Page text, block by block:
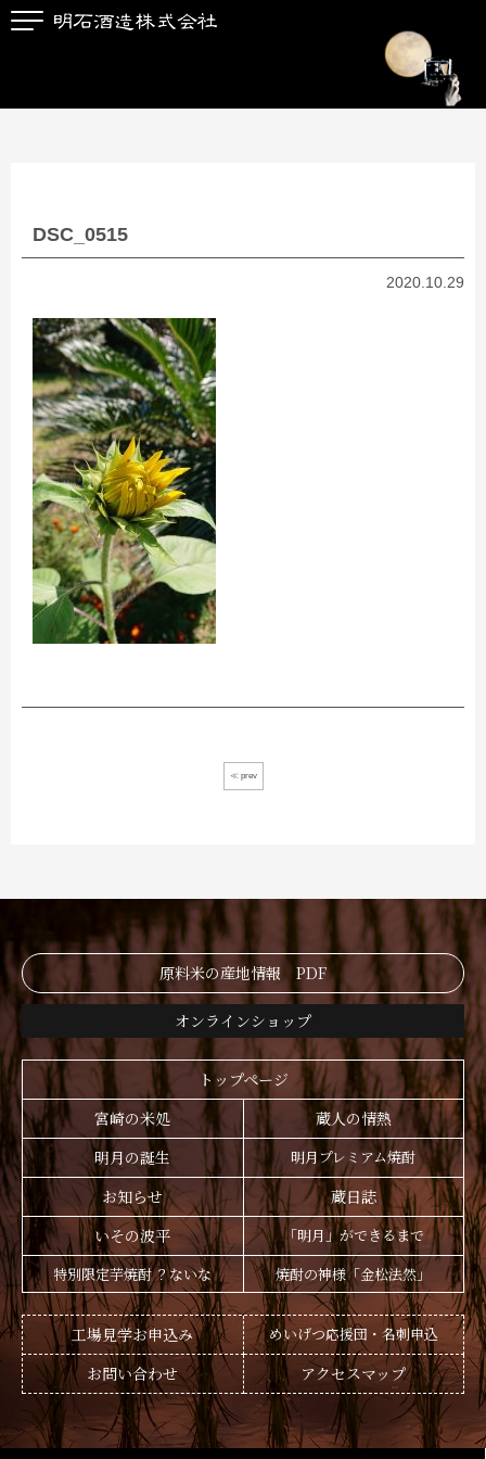
DSC_0515
2020.10.29
≪ prev
原料米の産地情報 PDF
オンラインショップ
トップページ
宮崎の米処
蔵人の情熱
明月の誕生
明月プレミアム焼酎
お知らせ
蔵日誌
いその波平
「明月」ができるまで
特別限定芋焼酎 ？ないな
焼酎の神様「金松法然」
工場見学お申込み めいげつ応援団・名刺申込
お問い合わせ アクセスマップ